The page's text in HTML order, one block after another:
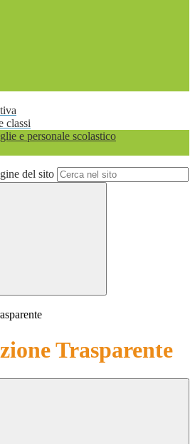
classi
e personale scolastico
del sito
Trasparente